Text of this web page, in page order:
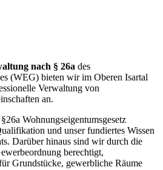
nach § 26a des
(WEG) bieten wir im Oberen Isartal
Verwaltung von
an.
Wohnungseigentumsgesetz
und unser fundiertes Wissen
Darüber hinaus sind wir durch die
berechtigt,
Grundstücke, gewerbliche Räume